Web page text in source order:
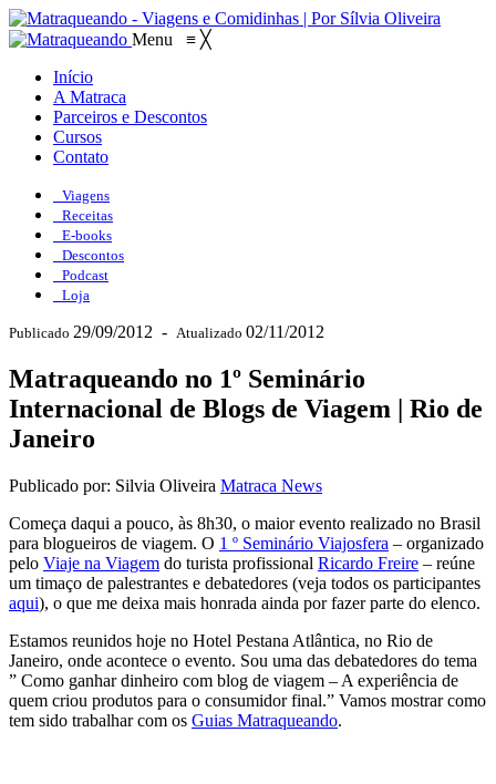
Menu ≡ ╳
Início
A Matraca
Parceiros e Descontos
Cursos
Contato
Viagens
Receitas
E-books
Descontos
Podcast
Loja
Publicado 29/09/2012 - Atualizado 02/11/2012
Matraqueando no 1º Seminário
Internacional de Blogs de Viagem | Rio de
Janeiro
Publicado por: Silvia Oliveira Matraca News
Começa daqui a pouco, às 8h30, o maior evento realizado no Brasil
para blogueiros de viagem. O 1 º Seminário Viajosfera – organizado
pelo Viaje na Viagem do turista profissional Ricardo Freire – reúne
um timaço de palestrantes e debatedores (veja todos os participantes
aqui), o que me deixa mais honrada ainda por fazer parte do elenco.
Estamos reunidos hoje no Hotel Pestana Atlântica, no Rio de
Janeiro, onde acontece o evento. Sou uma das debatedores do tema
” Como ganhar dinheiro com blog de viagem – A experiência de
quem criou produtos para o consumidor final.” Vamos mostrar como
tem sido trabalhar com os Guias Matraqueando.